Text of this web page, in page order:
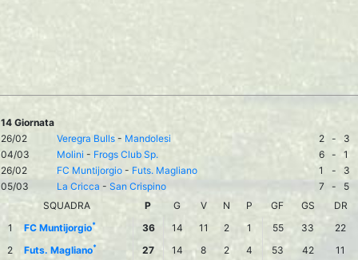
14 Giornata
26/02
Veregra Bulls - Mandolesi 2 -
3
04/03
Molini - Frogs Club Sp. 6 -
1
26/02
FC Muntijorgio - Futs. Magliano 1 -
3
05/03
La Cricca - San Crispino 7 -
5
SQUADRA
P G V N P GF GS
DR
1
FC Muntijorgio* 36 14 11 2 1 55 33
22
2
Futs. Magliano* 27 14 8 2 4 53 42 11